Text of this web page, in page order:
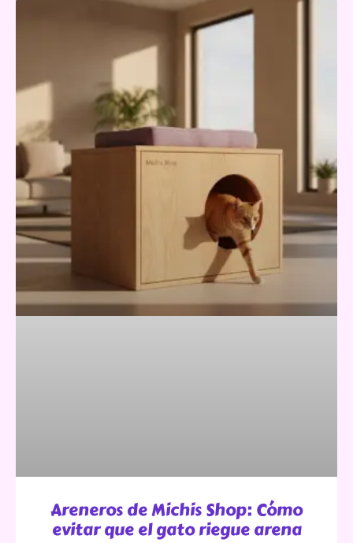
Areneros de Michis Shop: Cómo
evitar que el gato riegue arena